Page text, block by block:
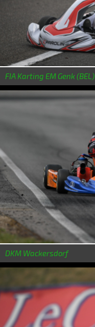
FIA Karting EM Genk (BEL)
DKM Wackersdorf